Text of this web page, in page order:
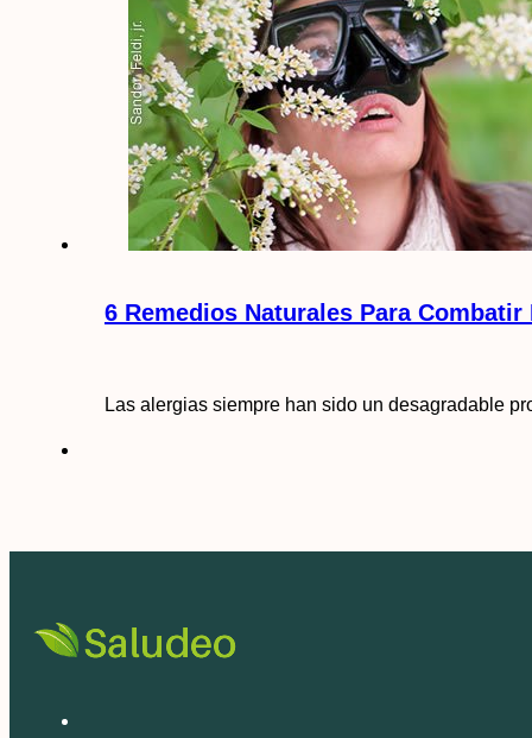
6 Remedios Naturales Para Combatir
Las alergias siempre han sido un desagradable